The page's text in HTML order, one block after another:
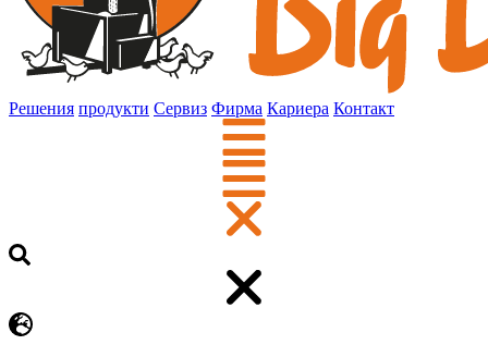
Решения продукти Сервиз Фирма Кариера Контакт